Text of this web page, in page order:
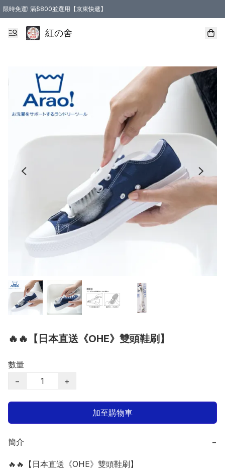
限時免運! 滿$800並選用【京東快遞】
紅の舍
🔥🔥【日本直送《OHE》雙頭鞋刷】
數量
−
+
加至購物車
簡介 −
🔥🔥【日本直送《OHE》雙頭鞋刷】